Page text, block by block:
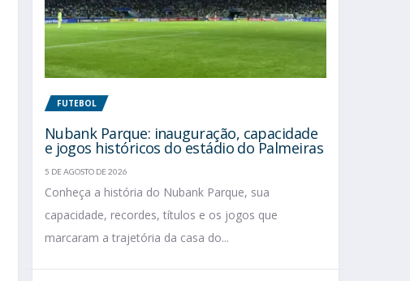
FUTEBOL
Nubank Parque: inauguração, capacidade
e jogos históricos do estádio do Palmeiras
5 DE AGOSTO DE 2026
Conheça a história do Nubank Parque, sua
capacidade, recordes, títulos e os jogos que
marcaram a trajetória da casa do...